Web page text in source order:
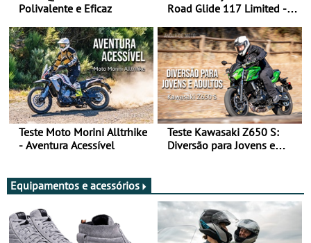
Polivalente e Eficaz
Road Glide 117 Limited - A
Teste Moto Morini Alltrhike
- Aventura Acessível
Teste Kawasaki Z650 S:
Diversão para Jovens e
Equipamentos e acessórios